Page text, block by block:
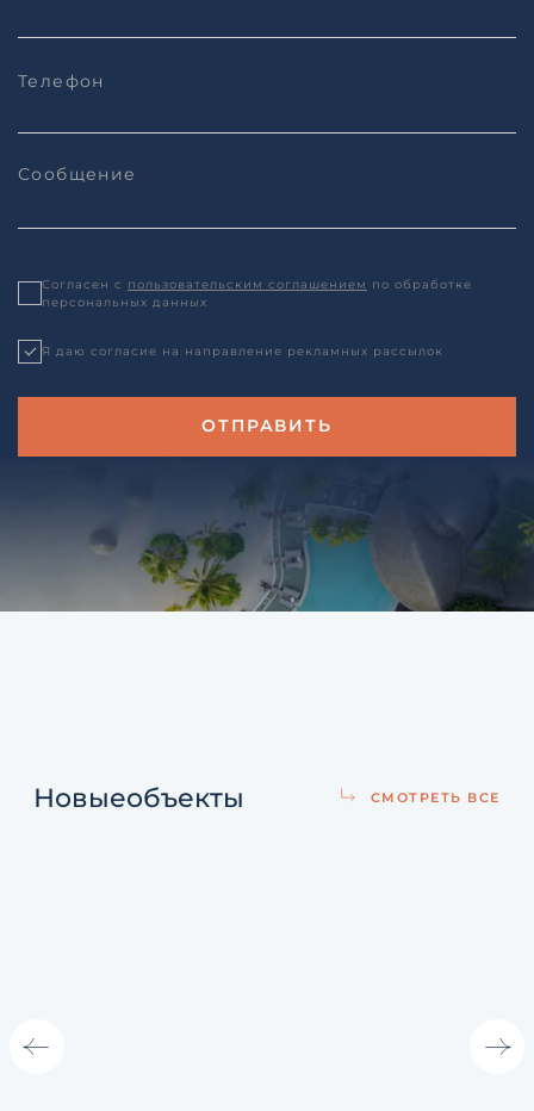
Согласен с пользовательским соглашением по обработке
персональных данных
Я даю согласие на направление рекламных рассылок
Новыеобъекты СМОТРЕТЬ ВСЕ